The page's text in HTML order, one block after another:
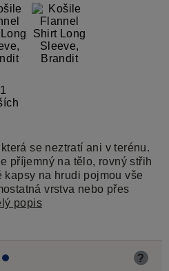
se neztratí ani v terénu.
příjemný na tělo, rovný střih
na hrudi pojmou vše
vrstva nebo přes
popis
?